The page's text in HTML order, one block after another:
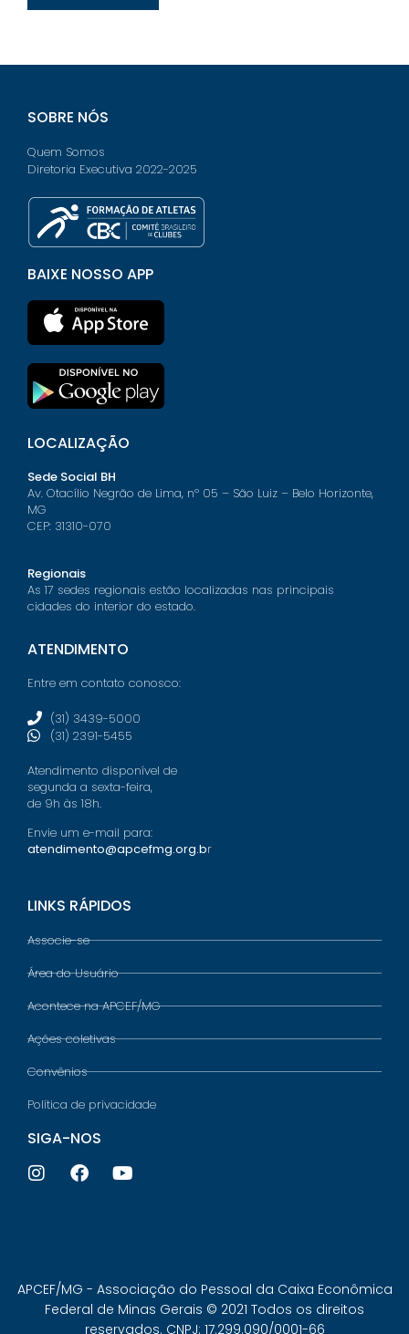
SOBRE NÓS
Quem Somos
Diretoria Executiva 2022-2025
BAIXE NOSSO APP
LOCALIZAÇÃO
Sede Social BH
Av. Otacílio Negrão de Lima, nº 05 – São Luiz – Belo Horizonte,
MG
CEP: 31310-070
Regionais
As 17 sedes regionais estão localizadas nas principais
cidades do interior do estado.
ATENDIMENTO
Entre em contato conosco:
(31) 3439-5000
(31) 2391-5455
Atendimento disponível de
segunda a sexta-feira,
de 9h às 18h.
Envie um e-mail para:
atendimento@apcefmg.org.br
LINKS RÁPIDOS
Associe-se
Área do Usuário
Acontece na APCEF/MG
Ações coletivas
Convênios
Política de privacidade
SIGA-NOS
APCEF/MG - Associação do Pessoal da Caixa Econômica
Federal de Minas Gerais © 2021 Todos os direitos
reservados. CNPJ: 17.299.090/0001-66